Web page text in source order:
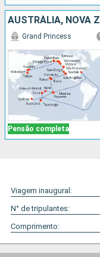
Pensão completa
Grand Princess
Viagem inaugural:
N° de tripulantes:
Comprimento: